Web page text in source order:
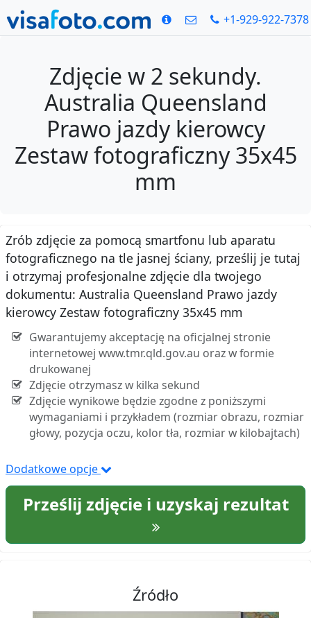
+1-929-922-7378
Zdjęcie w 2 sekundy.
Australia Queensland
Prawo jazdy kierowcy
Zestaw fotograficzny 35x45
mm
Zrób zdjęcie za pomocą smartfonu lub aparatu
fotograficznego na tle jasnej ściany, prześlij je tutaj
i otrzymaj profesjonalne zdjęcie dla twojego
dokumentu: Australia Queensland Prawo jazdy
kierowcy Zestaw fotograficzny 35x45 mm
Gwarantujemy akceptację na oficjalnej stronie
internetowej www.tmr.qld.gov.au oraz w formie
drukowanej
Zdjęcie otrzymasz w kilka sekund
Zdjęcie wynikowe będzie zgodne z poniższymi
wymaganiami i przykładem (rozmiar obrazu, rozmiar
głowy, pozycja oczu, kolor tła, rozmiar w kilobajtach)
Dodatkowe opcje
Prześlij zdjęcie i uzyskaj rezultat
Źródło